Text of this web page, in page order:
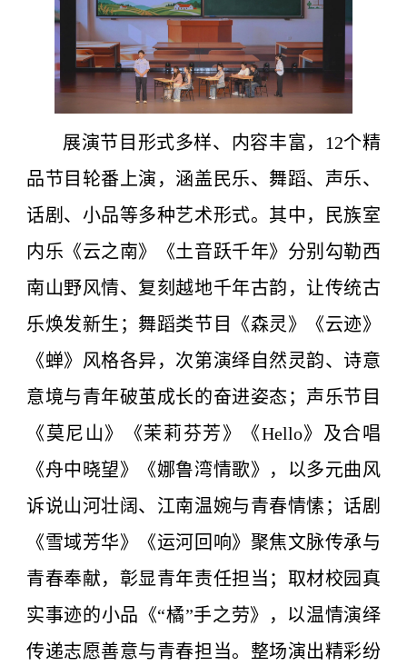
展演节目形式多样、内容丰富，12个精
品节目轮番上演，涵盖民乐、舞蹈、声乐、
话剧、小品等多种艺术形式。其中，民族室
内乐《云之南》《土音跃千年》分别勾勒西
南山野风情、复刻越地千年古韵，让传统古
乐焕发新生；舞蹈类节目《森灵》《云迹》
《蝉》风格各异，次第演绎自然灵韵、诗意
意境与青年破茧成长的奋进姿态；声乐节目
《莫尼山》《茉莉芬芳》《Hello》及合唱
《舟中晓望》《娜鲁湾情歌》，以多元曲风
诉说山河壮阔、江南温婉与青春情愫；话剧
《雪域芳华》《运河回响》聚焦文脉传承与
青春奉献，彰显青年责任担当；取材校园真
实事迹的小品《“橘”手之劳》，以温情演绎
传递志愿善意与青春担当。整场演出精彩纷